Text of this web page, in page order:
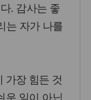
. 감사는 좋
는 자가 나를
가장 힘든 것